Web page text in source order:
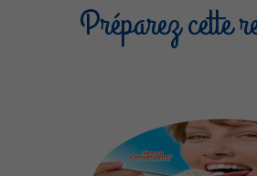
Préparez cette